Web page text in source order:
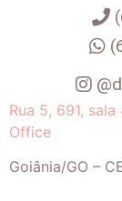
Rua 5, 691,
Office
Goiânia/GO –